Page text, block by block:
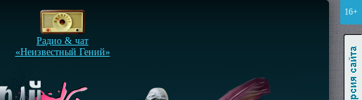
16+
Радио & чат
«Неизвестный Гений»